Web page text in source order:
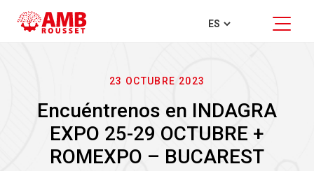
23 OCTUBRE 2023
Encuéntrenos en INDAGRA
EXPO 25-29 OCTUBRE +
ROMEXPO – BUCAREST